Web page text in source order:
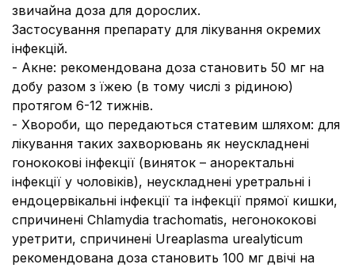
звичайна доза для дорослих.
Застосування препарату для лікування окремих
інфекцій.
- Акне: рекомендована доза становить 50 мг на
добу разом з їжею (в тому числі з рідиною)
протягом 6-12 тижнів.
- Хвороби, що передаються статевим шляхом: для
лікування таких захворювань як неускладнені
гонококові інфекції (виняток – аноректальні
інфекції у чоловіків), неускладнені уретральні і
ендоцервікальні інфекції та інфекції прямої кишки,
спричинені Chlamydia trachomatis, негонококові
уретрити, спричинені Ureaplasma urealyticum
рекомендована доза становить 100 мг двічі на